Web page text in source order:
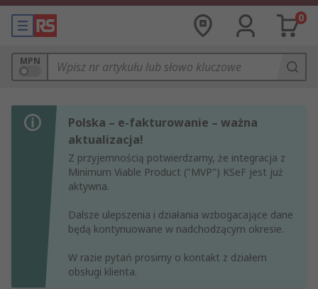
0
MPN
Polska – e-fakturowanie – ważna
aktualizacja!
Z przyjemnością potwierdzamy, że integracja z
Minimum Viable Product ("MVP") KSeF jest już
aktywna.
Dalsze ulepszenia i działania wzbogacające dane
będą kontynuowane w nadchodzącym okresie.
W razie pytań prosimy o kontakt z działem
obsługi klienta.